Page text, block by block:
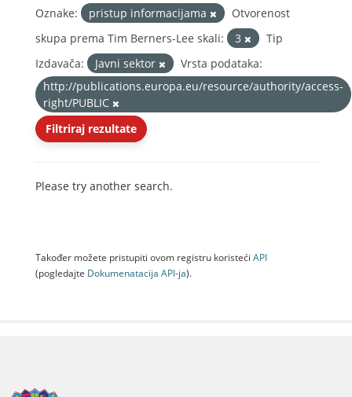
Oznake: pristup informacijama
Otvorenost
skupa prema Tim Berners-Lee skali:
3
Tip
Izdavača:
Javni sektor
Vrsta podataka:
http://publications.europa.eu/resource/authority/access-
right/PUBLIC
Filtriraj rezultate
Please try another search.
Također možete pristupiti ovom registru koristeći API
(pogledajte Dokumenаtаcijа API-jа).